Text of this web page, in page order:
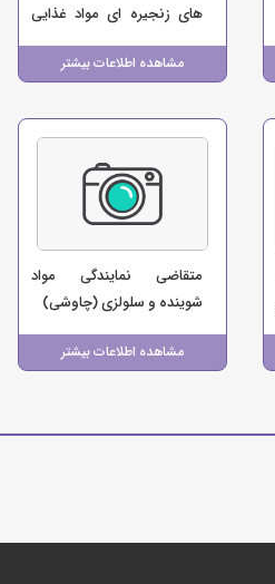
مشاهده اطلاعات بیشتر
های زنجیره ای مواد غذایی
(فروشگاه ایلام مارکت)
مشاهده اطلاعات بیشتر
متقاضی نمایندگی مواد
شوینده و سلولزی (چاوشی)